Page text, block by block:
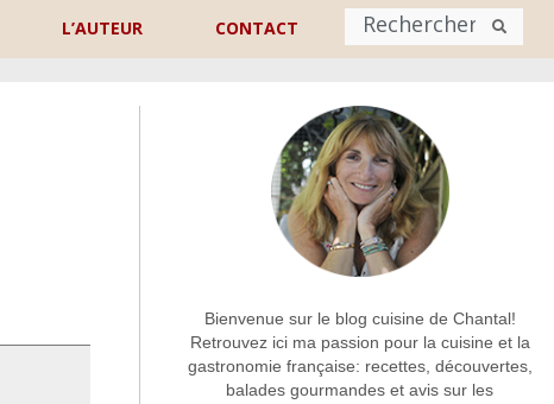
L’AUTEUR CONTACT
Nom
Commentaire ou message *
Bienvenue sur le blog cuisine de Chantal!
Retrouvez ici ma passion pour la cuisine et la
gastronomie française: recettes, découvertes,
balades gourmandes et avis sur les